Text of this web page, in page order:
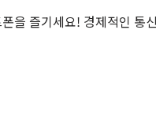
을 즐기세요! 경제적인 통